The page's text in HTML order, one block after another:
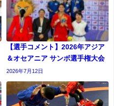
【選手コメント】2026年アジア
＆オセアニア サンボ選手権大会
2026年7月12日